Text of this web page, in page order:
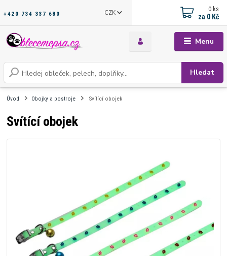
Menu
CZK
Hledat
+420 734 337 680
0 ks
za 0 Kč
Úvod Obojky a postroje Svítící obojek
Svítící obojek